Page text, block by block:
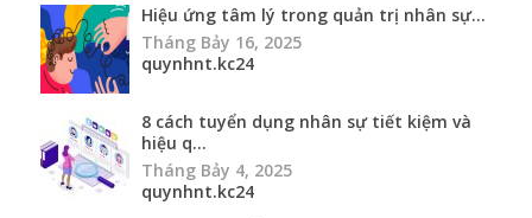
Hiệu ứng tâm lý trong quản trị nhân sự...
Tháng Bảy 16, 2025
quynhnt.kc24
8 cách tuyển dụng nhân sự tiết kiệm và
hiệu q...
Tháng Bảy 4, 2025
quynhnt.kc24